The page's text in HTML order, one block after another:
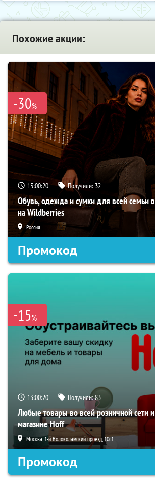
Похожие акции:
-30%
13:00:19 Получили: 32
Обувь, одежда и сумки для всей семьи
на Wildberries
Россия
Промокод
-15%
13:00:19 Получили:83
Любые товары во всей розничной сети
магазине Hoff
Москва, 1-й Волоколамский проезд, 10с1
Промокод